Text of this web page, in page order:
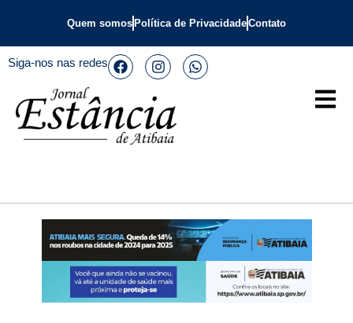
Quem somos Política de PrivacidadeContato
Siga-nos nas redes